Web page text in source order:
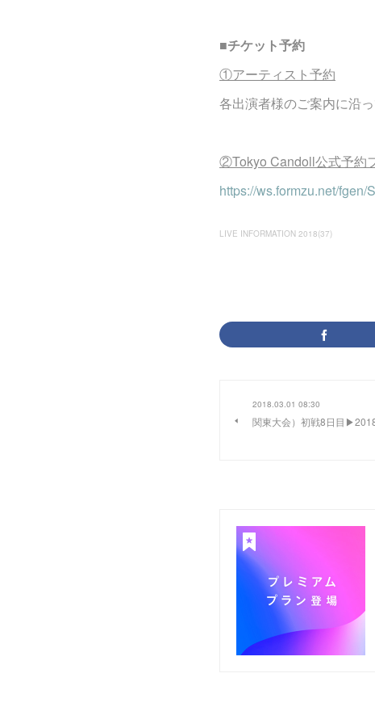
■チケット予約
①アーティスト予約
各出演者様のご案内に沿
②Tokyo Candoll公式予約
https://ws.formzu.net/fgen/
LIVE INFORMATION 2018(37)
2018.03.01 08:30
関東大会）初戦8日目